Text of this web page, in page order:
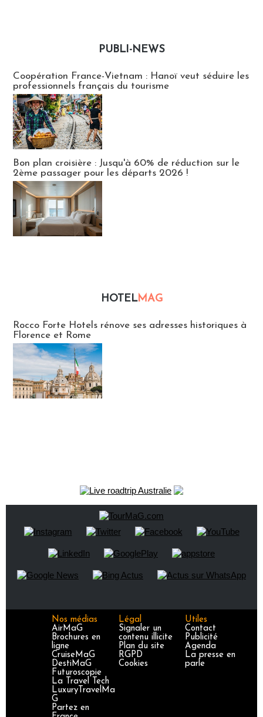
PUBLI-NEWS
Coopération France-Vietnam : Hanoï veut séduire les
professionnels français du tourisme
Bon plan croisière : Jusqu'à 60% de réduction sur le
2ème passager pour les départs 2026 !
HOTELMAG
Rocco Forte Hotels rénove ses adresses historiques à
Florence et Rome
Nos médias
AirMaG
Brochures en
ligne
CruiseMaG
DestiMaG
Futuroscopie
La Travel Tech
LuxuryTravelMa
G
Partez en
Légal
Signaler un
contenu illicite
Plan du site
RGPD
Cookies
Utiles
Contact
Publicité
Agenda
La presse en
parle